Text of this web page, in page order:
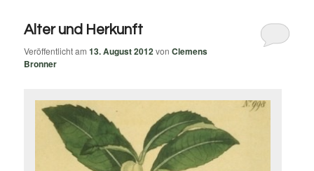
Alter und Herkunft
Veröffentlicht am13. August 2012vonClemens
Bronner